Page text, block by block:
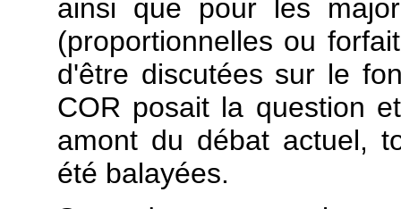
ainsi que pour les
(proportionnelles ou
d'être discutées sur le
COR posait la question
amont du débat actuel,
été balayées.